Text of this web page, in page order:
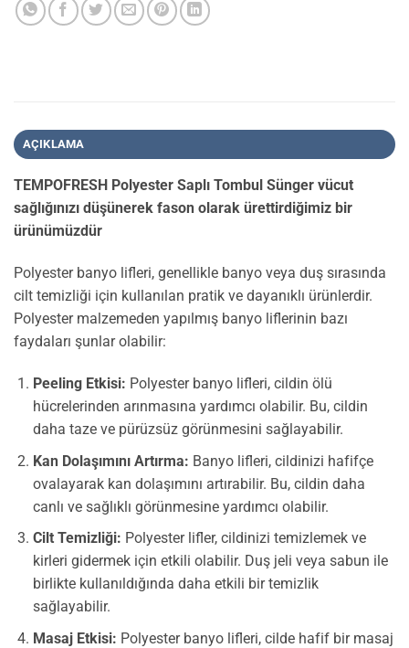
AÇIKLAMA
TEMPOFRESH Polyester Saplı Tombul Sünger vücut
sağlığınızı düşünerek fason olarak ürettirdiğimiz bir
ürünümüzdür
Polyester banyo lifleri, genellikle banyo veya duş sırasında
cilt temizliği için kullanılan pratik ve dayanıklı ürünlerdir.
Polyester malzemeden yapılmış banyo liflerinin bazı
faydaları şunlar olabilir:
Peeling Etkisi: Polyester banyo lifleri, cildin ölü
hücrelerinden arınmasına yardımcı olabilir. Bu, cildin
daha taze ve pürüzsüz görünmesini sağlayabilir.
Kan Dolaşımını Artırma: Banyo lifleri, cildinizi hafifçe
ovalayarak kan dolaşımını artırabilir. Bu, cildin daha
canlı ve sağlıklı görünmesine yardımcı olabilir.
Cilt Temizliği: Polyester lifler, cildinizi temizlemek ve
kirleri gidermek için etkili olabilir. Duş jeli veya sabun ile
birlikte kullanıldığında daha etkili bir temizlik
sağlayabilir.
Masaj Etkisi: Polyester banyo lifleri, cilde hafif bir masaj